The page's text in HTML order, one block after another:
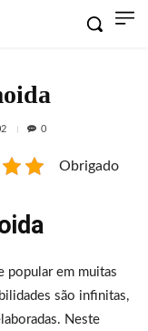
0
Obrigado
popular em muitas
são infinitas,
Neste